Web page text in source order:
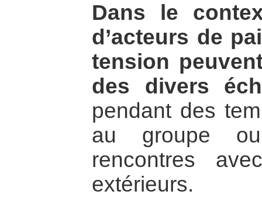
Dans le
d’acteurs de
tension
des divers
pendant des
au groupe
rencontres
extérieurs.